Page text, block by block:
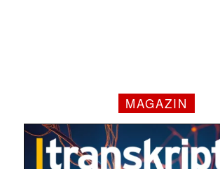
MAGAZIN